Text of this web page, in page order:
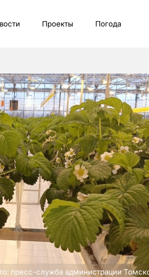
Проекты Погода
пресс-служба администрации